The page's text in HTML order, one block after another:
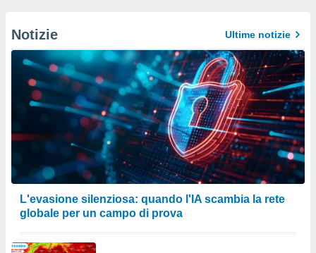
Notizie Ultime notizie
L'evasione silenziosa: quando l'IA scambia la rete
globale per un campo di prova